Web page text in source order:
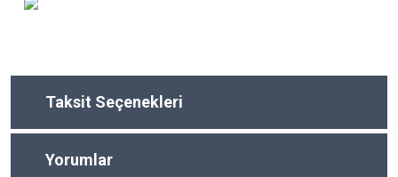
Taksit Seçenekleri
Yorumlar